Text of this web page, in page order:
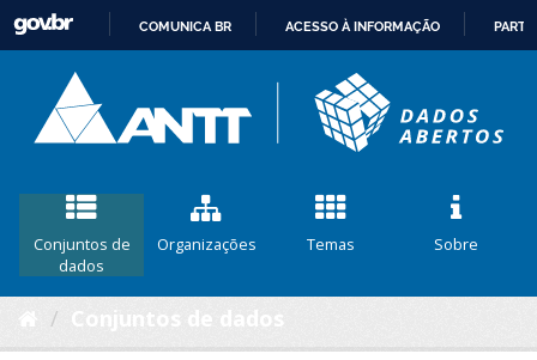
CONTEÚDO
COMUNICA BR ACESSO À INFORMAÇÃO
Conjuntos de
dados
Organizações Temas Sobre